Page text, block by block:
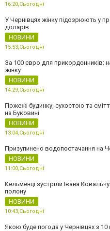
16:20, Сьогодні
У Чернівцях жінку підозрюють у
доларів
НОВИНИ
15:53, Сьогодні
За 100 євро для прикордонників:
жінку
НОВИНИ
14:29, Сьогодні
Пожежі будинку, сухостою та
на Буковині
НОВИНИ
13:04, Сьогодні
Призупинено водопостачання на
НОВИНИ
11:00, Сьогодні
Кельменці зустріли Івана
полону
НОВИНИ
10:43, Сьогодні
Якою буде погода у Чернівцях з